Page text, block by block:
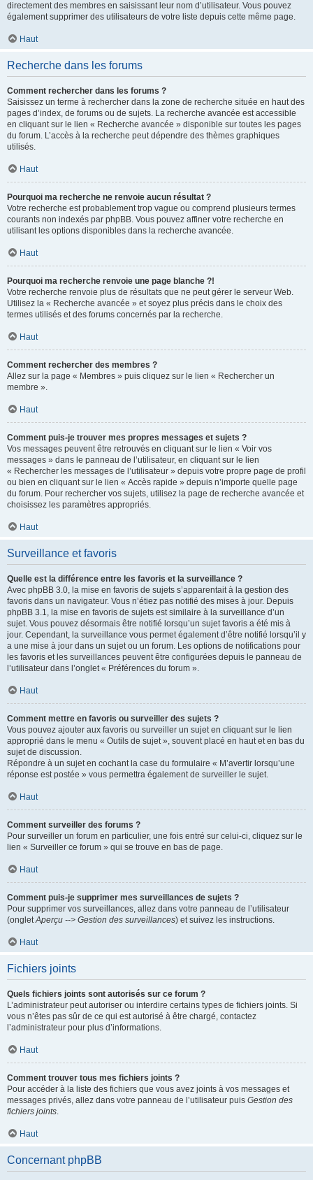
directement des membres en saisissant leur nom d’utilisateur. Vous pouvez
également supprimer des utilisateurs de votre liste depuis cette même page.
Haut
Recherche dans les forums
Comment rechercher dans les forums ?
Saisissez un terme à rechercher dans la zone de recherche située en haut des
pages d’index, de forums ou de sujets. La recherche avancée est accessible
en cliquant sur le lien « Recherche avancée » disponible sur toutes les pages
du forum. L’accès à la recherche peut dépendre des thèmes graphiques
utilisés.
Haut
Pourquoi ma recherche ne renvoie aucun résultat ?
Votre recherche est probablement trop vague ou comprend plusieurs termes
courants non indexés par phpBB. Vous pouvez affiner votre recherche en
utilisant les options disponibles dans la recherche avancée.
Haut
Pourquoi ma recherche renvoie une page blanche ?!
Votre recherche renvoie plus de résultats que ne peut gérer le serveur Web.
Utilisez la « Recherche avancée » et soyez plus précis dans le choix des
termes utilisés et des forums concernés par la recherche.
Haut
Comment rechercher des membres ?
Allez sur la page « Membres » puis cliquez sur le lien « Rechercher un
membre ».
Haut
Comment puis-je trouver mes propres messages et sujets ?
Vos messages peuvent être retrouvés en cliquant sur le lien « Voir vos
messages » dans le panneau de l’utilisateur, en cliquant sur le lien
« Rechercher les messages de l’utilisateur » depuis votre propre page de profil
ou bien en cliquant sur le lien « Accès rapide » depuis n’importe quelle page
du forum. Pour rechercher vos sujets, utilisez la page de recherche avancée et
choisissez les paramètres appropriés.
Haut
Surveillance et favoris
Quelle est la différence entre les favoris et la surveillance ?
Avec phpBB 3.0, la mise en favoris de sujets s’apparentait à la gestion des
favoris dans un navigateur. Vous n’étiez pas notifié des mises à jour. Depuis
phpBB 3.1, la mise en favoris de sujets est similaire à la surveillance d’un
sujet. Vous pouvez désormais être notifié lorsqu’un sujet favoris a été mis à
jour. Cependant, la surveillance vous permet également d’être notifié lorsqu’il y
a une mise à jour dans un sujet ou un forum. Les options de notifications pour
les favoris et les surveillances peuvent être configurées depuis le panneau de
l’utilisateur dans l’onglet « Préférences du forum ».
Haut
Comment mettre en favoris ou surveiller des sujets ?
Vous pouvez ajouter aux favoris ou surveiller un sujet en cliquant sur le lien
approprié dans le menu « Outils de sujet », souvent placé en haut et en bas du
sujet de discussion.
Répondre à un sujet en cochant la case du formulaire « M’avertir lorsqu’une
réponse est postée » vous permettra également de surveiller le sujet.
Haut
Comment surveiller des forums ?
Pour surveiller un forum en particulier, une fois entré sur celui-ci, cliquez sur le
lien « Surveiller ce forum » qui se trouve en bas de page.
Haut
Comment puis-je supprimer mes surveillances de sujets ?
Pour supprimer vos surveillances, allez dans votre panneau de l’utilisateur
(ongletAperçu --> Gestion des surveillances) et suivez les instructions.
Haut
Fichiers joints
Quels fichiers joints sont autorisés sur ce forum ?
L’administrateur peut autoriser ou interdire certains types de fichiers joints. Si
vous n’êtes pas sûr de ce qui est autorisé à être chargé, contactez
l’administrateur pour plus d’informations.
Haut
Comment trouver tous mes fichiers joints ?
Pour accéder à la liste des fichiers que vous avez joints à vos messages et
messages privés, allez dans votre panneau de l’utilisateur puis Gestion des
fichiers joints.
Haut
Concernant phpBB